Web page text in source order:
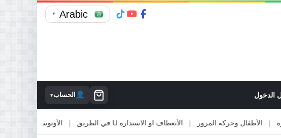
Arabic
▼
الدخول الحساب▾
الأطفال وحركة المرور | الأنعطاف او الاستدارة U في الطريق | الأوتوستراد والطرق